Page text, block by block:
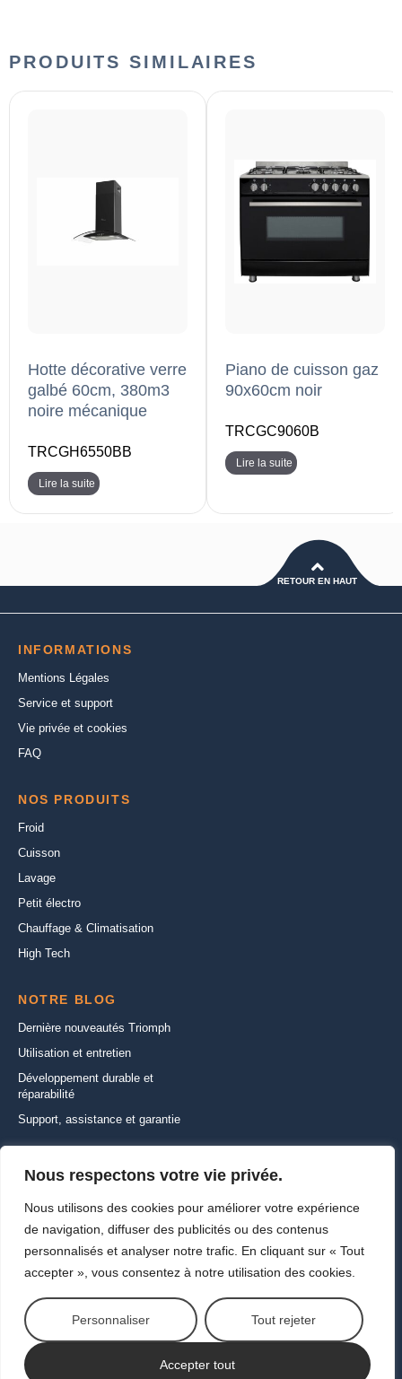
Nous respectons votre vie privée.
Nous utilisons des cookies pour améliorer votre expérience
de navigation, diffuser des publicités ou des contenus
personnalisés et analyser notre trafic. En cliquant sur « Tout
accepter », vous consentez à notre utilisation des cookies.
Personnaliser Tout rejeter
Accepter tout
PRODUITS SIMILAIRES
Hotte décorative verre
galbé 60cm, 380m3
noire mécanique
TRCGH6550BB
Lire la suite
Piano de cuisson gaz
90x60cm noir
TRCGC9060B
Lire la suite
RETOUR EN HAUT
INFORMATIONS
Mentions Légales
Service et support
Vie privée et cookies
FAQ
NOS PRODUITS
Froid
Cuisson
Lavage
Petit électro
Chauffage & Climatisation
High Tech
NOTRE BLOG
Dernière nouveautés Triomph
Utilisation et entretien
Développement durable et
réparabilité
Support, assistance et garantie
95470 SAINT WITZ
+33 (1) 30 35 01 01
info@triomph-europe.com
Ecrivez-nous
Copyright ©2026